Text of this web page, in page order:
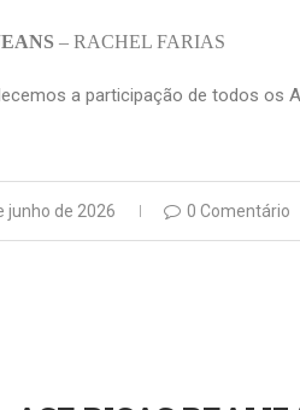
– RACHEL FARIAS
a participação de todos os
junho de 2026 0 Comentário